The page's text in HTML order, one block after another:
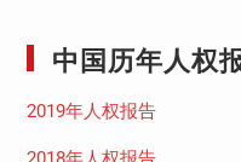
中国历年人权
2019年人权报告